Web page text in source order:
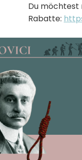
Du möchtest
Rabatte: